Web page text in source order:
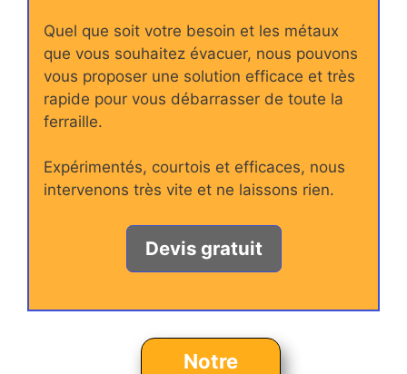
Quel que soit votre besoin et les métaux
que vous souhaitez évacuer, nous pouvons
vous proposer une solution efficace et très
rapide pour vous débarrasser de toute la
ferraille.
Expérimentés, courtois et efficaces, nous
intervenons très vite et ne laissons rien.
Devis gratuit
Notre